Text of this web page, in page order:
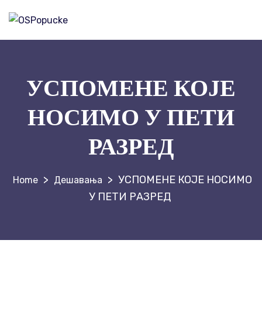
УСПОМЕНЕ КОЈЕ
НОСИМО У ПЕТИ
РАЗРЕД
> Дешавања > УСПОМЕНЕ КОЈЕ НОСИМО
У ПЕТИ РАЗРЕД